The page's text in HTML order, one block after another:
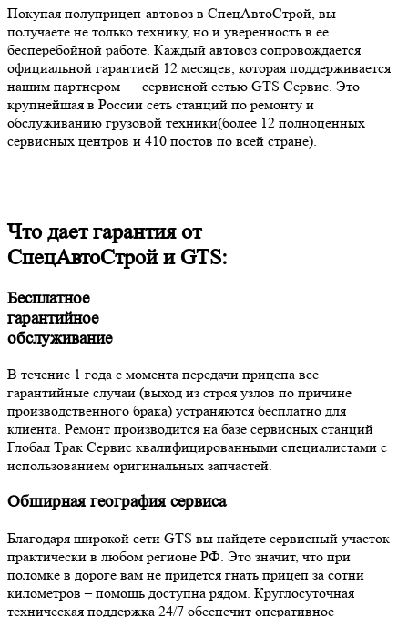
Покупая полуприцеп-автовоз в СпецАвтоСтрой, вы
получаете не только технику, но и уверенность в ее
бесперебойной работе. Каждый автовоз сопровождается
официальной гарантией 12 месяцев, которая поддерживается
нашим партнером — сервисной сетью GTS Сервис. Это
крупнейшая в России сеть станций по ремонту и
обслуживанию грузовой техники(более 12 полноценных
сервисных центров и 410 постов по всей стране).
Что дает гарантия от
СпецАвтоСтрой и GTS:
Бесплатное
гарантийное
обслуживание
В течение 1 года с момента передачи прицепа все
гарантийные случаи (выход из строя узлов по причине
производственного брака) устраняются бесплатно для
клиента. Ремонт производится на базе сервисных станций
Глобал Трак Сервис квалифицированными специалистами с
использованием оригинальных запчастей.
Обширная география сервиса
Благодаря широкой сети GTS вы найдете сервисный участок
практически в любом регионе РФ. Это значит, что при
поломке в дороге вам не придется гнать прицеп за сотни
километров – помощь доступна рядом. Круглосуточная
техническая поддержка 24/7 обеспечит оперативное